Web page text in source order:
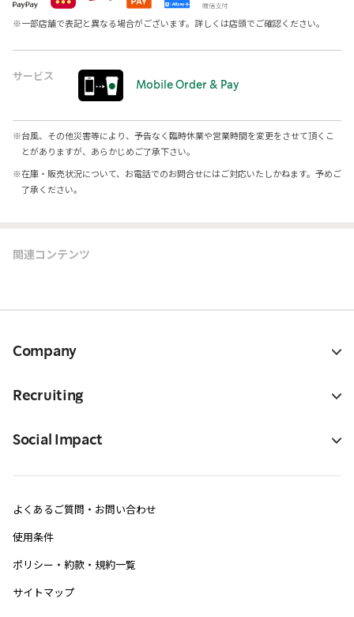
※一部店舗で表記と異なる場合がございます。詳しくは店頭でご確認ください。
サービス
Mobile Order & Pay
※台風、その他災害等により、予告なく臨時休業や営業時間を変更をさせて頂くこ
とがありますが、あらかじめご了承下さい。
※在庫・販売状況について、お電話でのお問合せにはご対応いたしかねます。予めご
了承ください。
関連コンテンツ
Company
Recruiting
Social Impact
よくあるご質問・お問い合わせ
使用条件
ポリシー・約款・規約一覧
サイトマップ